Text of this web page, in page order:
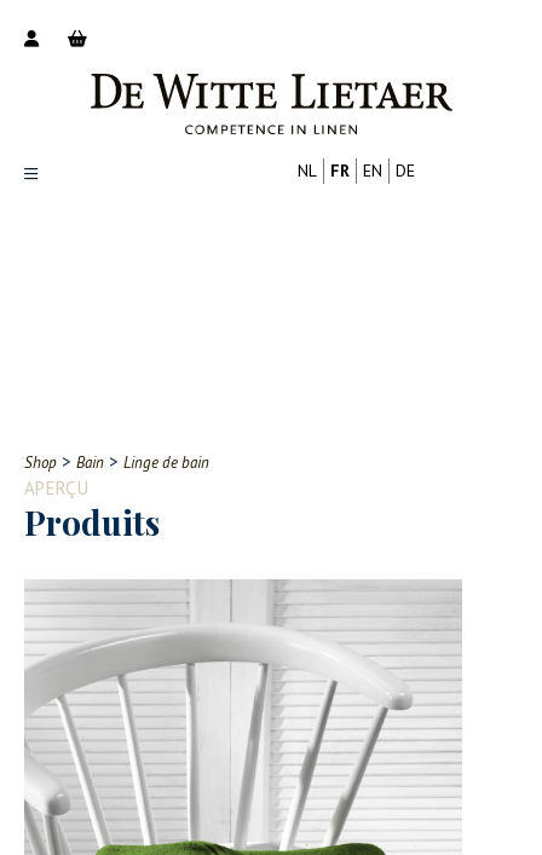
Contact
NL FR EN DE
Shop > Bain > Linge de bain
APERÇU
Produits